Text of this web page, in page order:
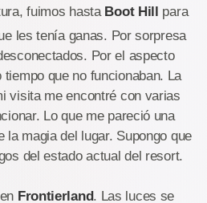
fuimos hasta Boot Hill para
les tenía ganas. Por sorpresa
Por el aspecto
que no funcionaban. La
visita me encontré con varias
Lo que me pareció una
la magia del lugar. Supongo que
del estado actual del resort.
Frontierland. Las luces se